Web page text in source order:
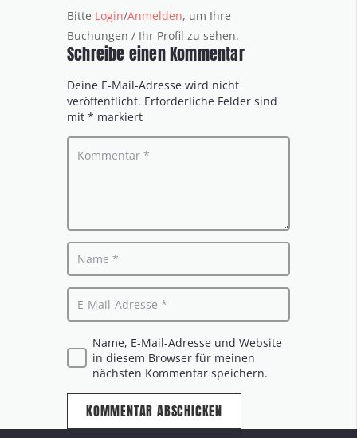
Bitte Login/Anmelden, um Ihre
Buchungen / Ihr Profil zu sehen.
Schreibe einen Kommentar
Deine E-Mail-Adresse wird nicht
veröffentlicht. Erforderliche Felder sind
mit * markiert
Name, E-Mail-Adresse und Website
in diesem Browser für meinen
nächsten Kommentar speichern.
KOMMENTAR ABSCHICKEN